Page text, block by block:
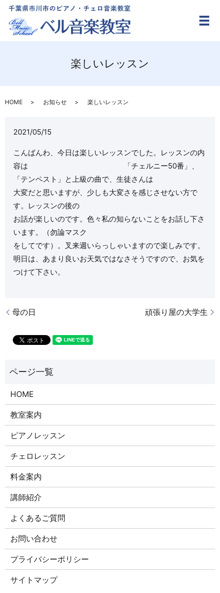
メ
楽しいレッスン
HOME お知らせ 楽しいレッスン
2021/05/15
こんばんわ、今日は楽しいレッスンでした。レッスンの内
容は 「チェルニー50番」、
「テンペスト」と上級の曲で、生徒さんは
大変だと思いますが、少しも大変さを感じさせない方で
す。レッスンの後の
お話が楽しいのです。色々私の知らないことをお話し下さ
います。（勿論マスク
をしてです）。叉来週いらっしゃいますので楽しみです。
明日は、あまり良いお天気ではなさそうですので、お気を
つけて下さい。
母の日 頑張り屋の大学生
HOME
教室案内
ピアノレッスン
チェロレッスン
料金案内
講師紹介
よくあるご質問
お問い合わせ
プライバシーポリシー
サイトマップ